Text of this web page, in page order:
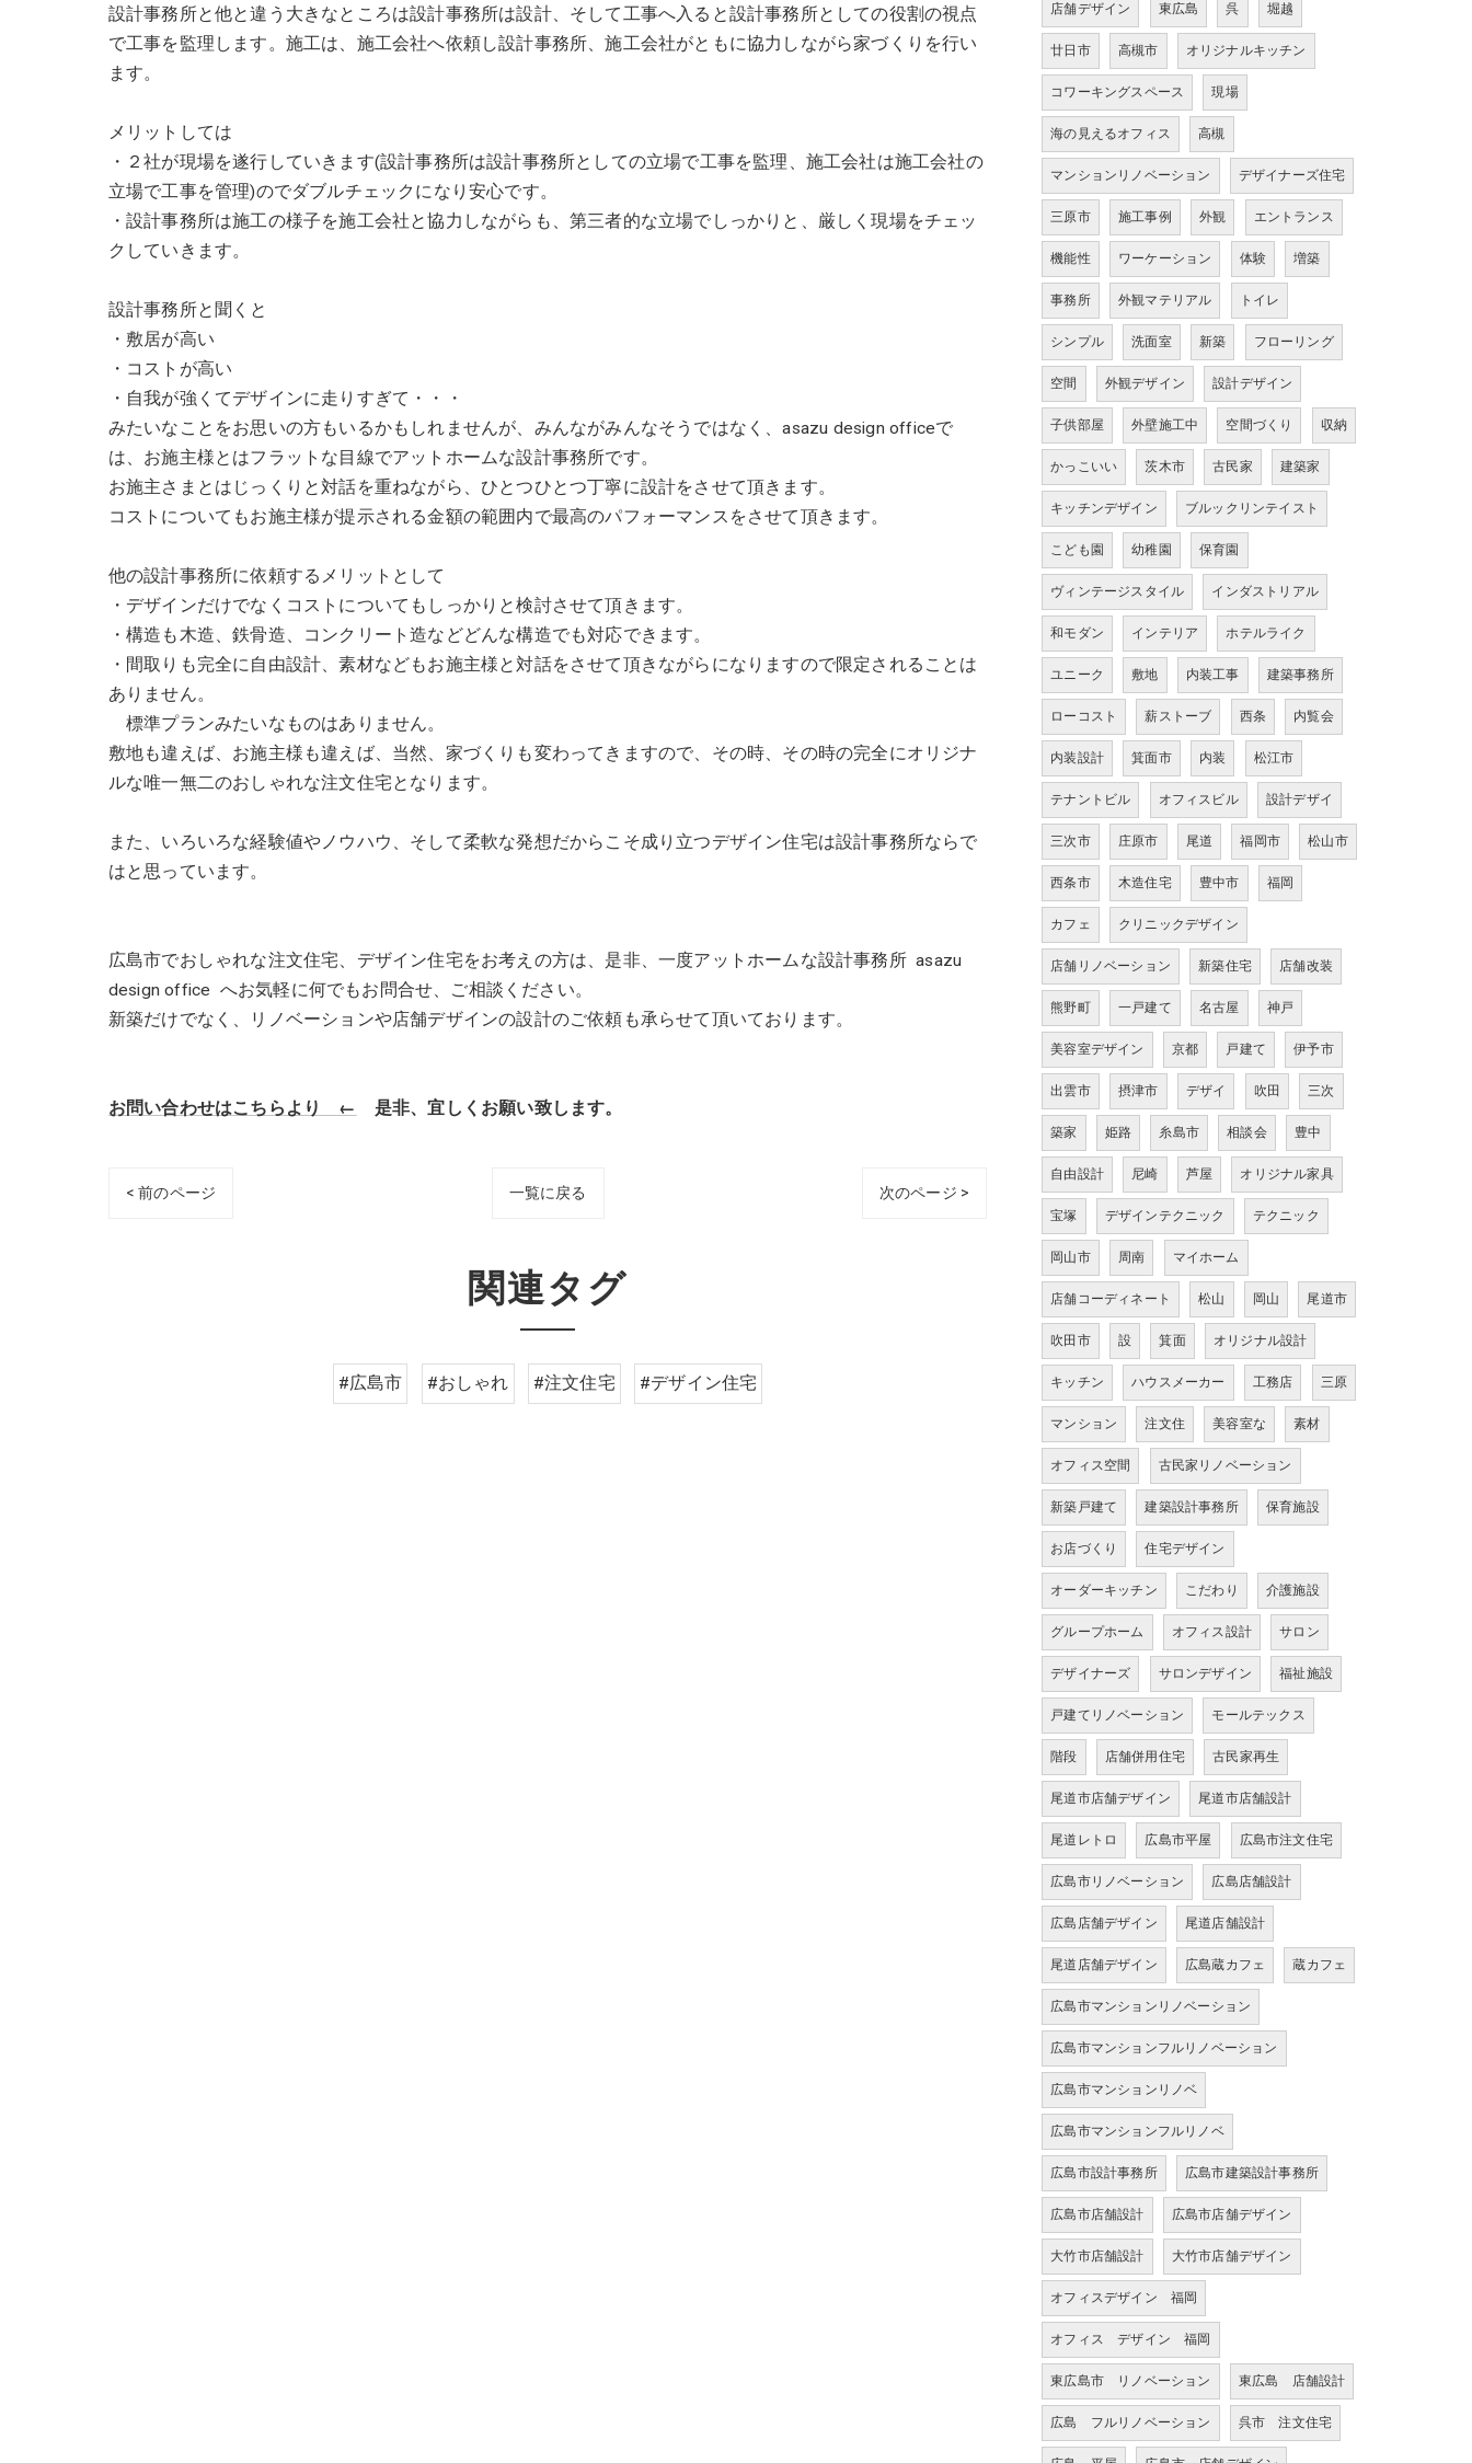
設計事務所と他と違う大きなところは設計事務所は設計、そして工事へ入ると設計事務所としての役割の視点
で工事を監理します。施工は、施工会社へ依頼し設計事務所、施工会社がともに協力しながら家づくりを行い
ます。
メリットしては
・２社が現場を遂行していきます(設計事務所は設計事務所としての立場で工事を監理、施工会社は施工会社の
立場で工事を管理)のでダブルチェックになり安心です。
・設計事務所は施工の様子を施工会社と協力しながらも、第三者的な立場でしっかりと、厳しく現場をチェッ
クしていきます。
設計事務所と聞くと
・敷居が高い
・コストが高い
・自我が強くてデザインに走りすぎて・・・
みたいなことをお思いの方もいるかもしれませんが、みんながみんなそうではなく、asazu design officeで
は、お施主様とはフラットな目線でアットホームな設計事務所です。
お施主さまとはじっくりと対話を重ねながら、ひとつひとつ丁寧に設計をさせて頂きます。
コストについてもお施主様が提示される金額の範囲内で最高のパフォーマンスをさせて頂きます。
他の設計事務所に依頼するメリットとして
・デザインだけでなくコストについてもしっかりと検討させて頂きます。
・構造も木造、鉄骨造、コンクリート造などどんな構造でも対応できます。
・間取りも完全に自由設計、素材などもお施主様と対話をさせて頂きながらになりますので限定されることは
ありません。
標準プランみたいなものはありません。
敷地も違えば、お施主様も違えば、当然、家づくりも変わってきますので、その時、その時の完全にオリジナ
ルな唯一無二のおしゃれな注文住宅となります。
また、いろいろな経験値やノウハウ、そして柔軟な発想だからこそ成り立つデザイン住宅は設計事務所ならで
はと思っています。
広島市でおしゃれな注文住宅、デザイン住宅をお考えの方は、是非、一度アットホームな設計事務所 asazu
design office へお気軽に何でもお問合せ、ご相談ください。
新築だけでなく、リノベーションや店舗デザインの設計のご依頼も承らせて頂いております。
お問い合わせはこちらより ← 是非、宜しくお願い致します。
< 前のページ 一覧に戻る 次のページ >
関連タグ
#広島市 #おしゃれ #注文住宅 #デザイン住宅
店舗デザイン 東広島 呉 堀越
廿日市 高槻市 オリジナルキッチン
コワーキングスペース 現場
海の見えるオフィス 高槻
マンションリノベーション デザイナーズ住宅
三原市 施工事例 外観 エントランス
機能性 ワーケーション 体験 増築
事務所 外観マテリアル トイレ
シンプル 洗面室 新築 フローリング
空間 外観デザイン 設計デザイン
子供部屋 外壁施工中 空間づくり 収納
かっこいい 茨木市 古民家 建築家
キッチンデザイン ブルックリンテイスト
こども園 幼稚園 保育園
ヴィンテージスタイル インダストリアル
和モダン インテリア ホテルライク
ユニーク 敷地 内装工事 建築事務所
ローコスト 薪ストーブ 西条 内覧会
内装設計 箕面市 内装 松江市
テナントビル オフィスビル 設計デザイ
三次市 庄原市 尾道 福岡市 松山市
西条市 木造住宅 豊中市 福岡
カフェ クリニックデザイン
店舗リノベーション 新築住宅 店舗改装
熊野町 一戸建て 名古屋 神戸
美容室デザイン 京都 戸建て 伊予市
出雲市 摂津市 デザイ 吹田 三次
築家 姫路 糸島市 相談会 豊中
自由設計 尼崎 芦屋 オリジナル家具
宝塚 デザインテクニック テクニック
岡山市 周南 マイホーム
店舗コーディネート 松山 岡山 尾道市
吹田市 設 箕面 オリジナル設計
キッチン ハウスメーカー 工務店 三原
マンション 注文住 美容室な 素材
オフィス空間 古民家リノベーション
新築戸建て 建築設計事務所 保育施設
お店づくり 住宅デザイン
オーダーキッチン こだわり 介護施設
グループホーム オフィス設計 サロン
デザイナーズ サロンデザイン 福祉施設
戸建てリノベーション モールテックス
階段 店舗併用住宅 古民家再生
尾道市店舗デザイン 尾道市店舗設計
尾道レトロ 広島市平屋 広島市注文住宅
広島市リノベーション 広島店舗設計
広島店舗デザイン 尾道店舗設計
尾道店舗デザイン 広島蔵カフェ 蔵カフェ
広島市マンションリノベーション
広島市マンションフルリノベーション
広島市マンションリノベ
広島市マンションフルリノベ
広島市設計事務所 広島市建築設計事務所
広島市店舗設計 広島市店舗デザイン
大竹市店舗設計 大竹市店舗デザイン
オフィスデザイン 福岡
オフィス デザイン 福岡
東広島市 リノベーション 東広島 店舗設計
広島 フルリノベーション 呉市 注文住宅